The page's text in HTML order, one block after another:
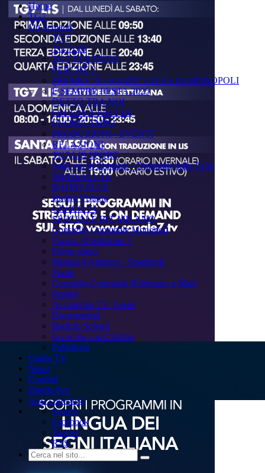
Home
TG7
On demand
TG7
TG7 LIS
TG7 TARANTO
PERCHÉ ?
PREMIO "IL GOZZO" CITTÀ DI MONOPOLI
È SEMPRE FESTA 2025
DETTO TRA NOI
FACCIA A FACCIA
FUORICAMPO
PRODUZIONI - EVENTI
RELAZIONI
TG7 LIS SPORT
Sulla via di Emmaus - Domande sulla Fede
INFOSALUTE
RADIO ELLE
Buona Visione
CIVICO 74
SPECIALE BIT MILANO
Consiglio Comunale Monopoli
Civico 74 Edizione 2
Primo piano
Musica d'Attracco - Spettacoli
Zoom
Consiglio Comunale Polignano a Mare
Replay
Accademia TV Talent
Documentari
Back to School
In cucina con Cristina
Pubblicità
Guida TV
News
Contatti
Dirette live
Area copertura
Search
Facebook
Twitter
RSS